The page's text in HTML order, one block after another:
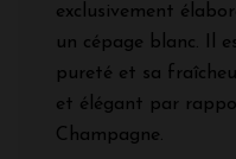
exclusivement
un cépage blanc. Il
pureté et sa
et élégant par
Champagne.